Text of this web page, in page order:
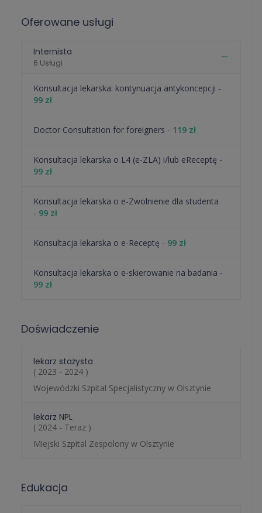
Oferowane usługi
Internista
6 Usługi
⁠Konsultacja lekarska: kontynuacja antykoncepcji -
99 zł
Doctor Consultation for foreigners - 119 zł
Konsultacja lekarska o L4 (e-ZLA) i/lub eReceptę -
99 zł
Konsultacja lekarska o e-Zwolnienie dla studenta
- 99 zł
Konsultacja lekarska o e-Receptę - 99 zł
Konsultacja lekarska o e-skierowanie na badania -
99 zł
Doświadczenie
lekarz stażysta
( 2023 - 2024 )
Wojewódzki Szpital Specjalistyczny w Olsztynie
lekarz NPL
( 2024 - Teraz )
Miejski Szpital Zespolony w Olsztynie
Edukacja